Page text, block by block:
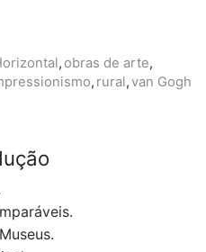
, obras de arte,
, rural,van Gogh